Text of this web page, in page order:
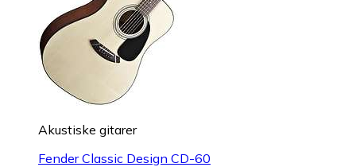
Akustiske gitarer
Fender Classic Design CD-60